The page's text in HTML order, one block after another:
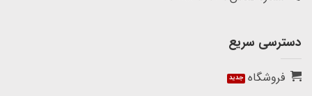
دسترسی سریع
فروشگاه